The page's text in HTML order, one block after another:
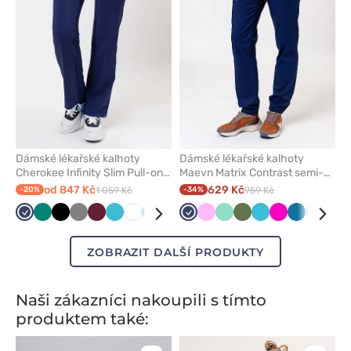
Dámské lékařské kalhoty
Cherokee Infinity Slim Pull-on
námořnická modř
-20% od 847 Kč1 059 Kč
Námořnická
ZelenáČernáŠedáTřešňová
Mořsky
Bílá
Karaibsky
Královsky
KlasickyTmavě
Dámské lékařské kalhoty
Maevn Matrix Contrast semi-
jogger námořnická modř
-34% 629 Kč959 Kč
Námořnická
RůžováMátováOlivkováMořskyMalinováKaraibsky
ZOBRAZIT DALŠÍ PRODUKTY
Naši zákazníci nakoupili s tímto
produktem také: